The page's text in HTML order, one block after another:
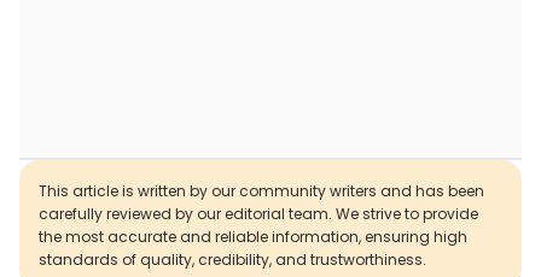
This article is written by our community writers and has been
carefully reviewed by our editorial team. We strive to provide
the most accurate and reliable information, ensuring high
standards of quality, credibility, and trustworthiness.